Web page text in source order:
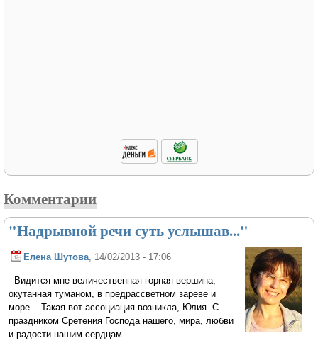
Комментарии
"Надрывной речи суть услышав..."
Елена Шутова, 14/02/2013 - 17:06
Видится мне величественная горная вершина,
окутанная туманом, в предрассветном зареве и
море... Такая вот ассоциация возникла, Юлия. С
праздником Сретения Господа нашего, мира, любви
и радости нашим сердцам.